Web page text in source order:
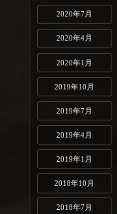
2020年7月
2020年4月
2020年1月
2019年10月
2019年7月
2019年4月
2019年1月
2018年10月
2018年7月